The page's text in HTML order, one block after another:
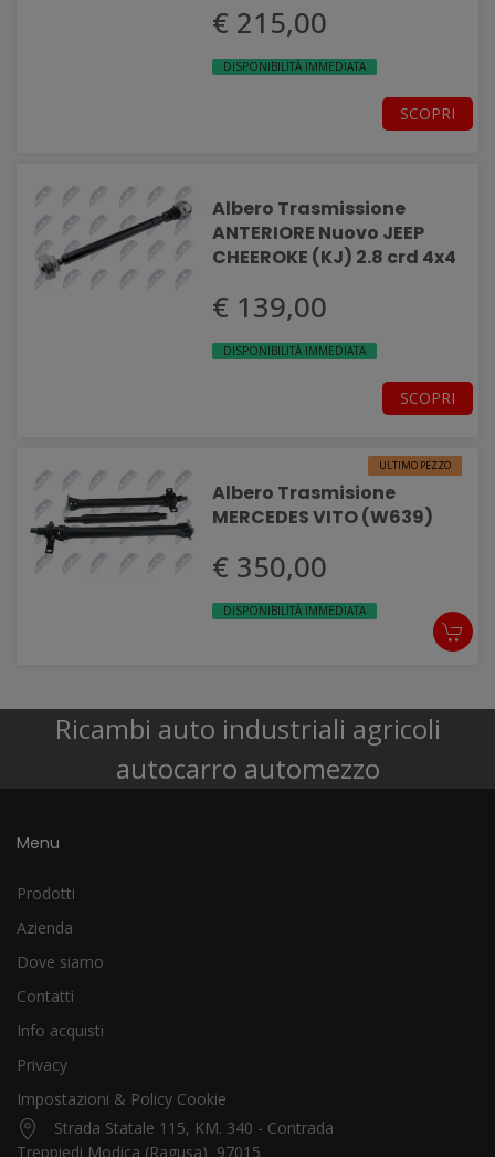
€ 215,00
DISPONIBILITÀ IMMEDIATA
SCOPRI
Albero Trasmissione
ANTERIORE Nuovo JEEP
CHEEROKE (KJ) 2.8 crd 4x4
€ 139,00
DISPONIBILITÀ IMMEDIATA
SCOPRI
ULTIMO PEZZO
Albero Trasmisione
MERCEDES VITO (W639)
€ 350,00
DISPONIBILITÀ IMMEDIATA
Ricambi auto industriali agricoli
autocarro automezzo
Menu
Prodotti
Azienda
Dove siamo
Contatti
Info acquisti
Privacy
Impostazioni & Policy Cookie
Strada Statale 115, KM. 340 - Contrada
Treppiedi Modica (Ragusa) 97015